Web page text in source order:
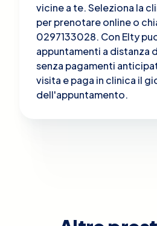
vicine a te. Seleziona la
per prenotare online o
0297133028. Con Elty
appuntamenti a distanza
senza pagamenti
visita e paga in clinica il
dell'appuntamento.